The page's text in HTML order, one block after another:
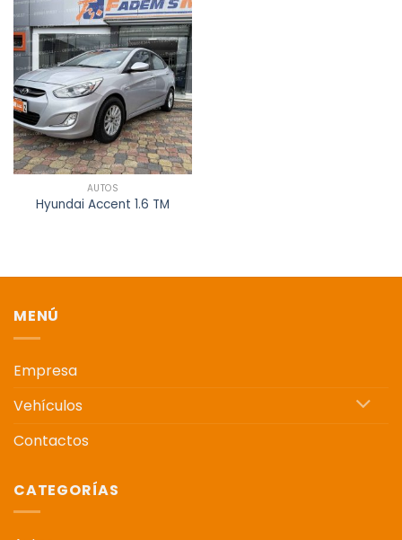
AUTOS
Hyundai Accent 1.6 TM
MENÚ
Empresa
Vehículos
Contactos
CATEGORÍAS